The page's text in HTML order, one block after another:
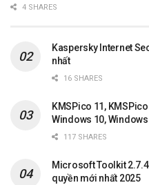
4 SHARES
Kaspersky Internet
nhất
16 SHARES
KMSPico 11,
Windows 10,
117 SHARES
Microsoft Toolkit
quyền mới nhất 2025